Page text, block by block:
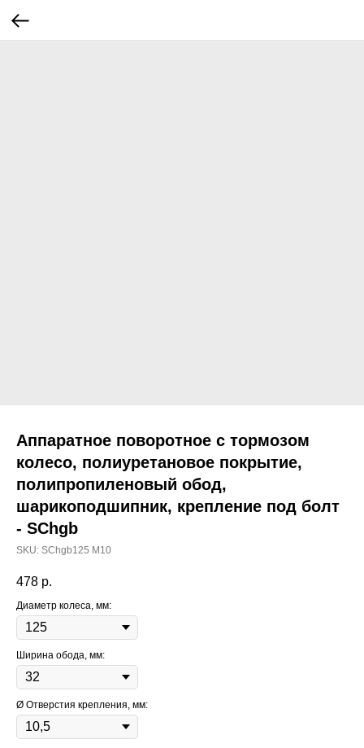
Аппаратное поворотное с тормозом
колесо, полиуретановое покрытие,
полипропиленовый обод,
шарикоподшипник, крепление под болт
- SChgb
SKU: SChgb125 М10
478 р.
Диаметр колеса, мм:
Ширина обода, мм:
Ø Отверстия крепления, мм: